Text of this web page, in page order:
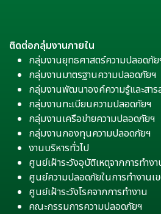
ติดต่อกลุ่มงานภายใน
กลุ่มงานยุทธศาสตร์ความปลอดภัย
กลุ่มงานมาตรฐานความปลอดภัยฯ
กลุ่มงานพัฒนาองค์ความรู้และสา
กลุ่มงานทะเบียนความปลอดภัยฯ
กลุ่มงานเครือข่ายความปลอดภัยฯ
กลุ่มงานกองทุนความปลอดภัยฯ
งานบริหารทั่วไป
ศูนย์เฝ้าระวังอุบัติเหตุจากการทำง
ศูนย์ความปลอดภัยในการทำงานเ
ศูนย์เฝ้าระวังโรคจากการทำงาน
คณะกรรมการความปลอดภัยฯ